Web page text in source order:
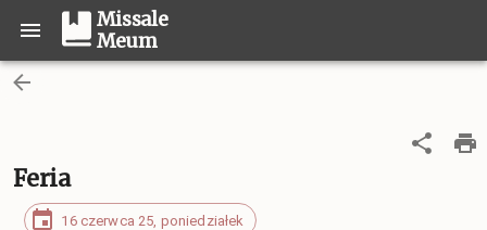
Missale
Meum
Feria
16 czerwca 25, poniedziałek